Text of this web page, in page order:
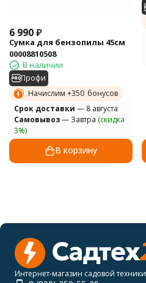
6 990₽
Сумка для бензопилы 45см
00008810508
В наличии
Профи
Начислим +350 бонусов
Cрок доставки — 8 августа
Самовывоз— Завтра (скидка
3%)
В корзину
Интернет-магазин садовой техники